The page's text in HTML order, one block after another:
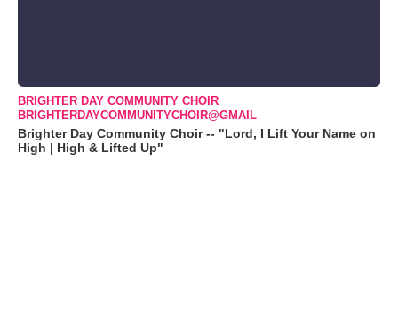
BRIGHTER DAY COMMUNITY CHOIR
BRIGHTERDAYCOMMUNITYCHOIR@GMAIL
Brighter Day Community Choir -- "Lord, I Lift Your Name on
High | High & Lifted Up"